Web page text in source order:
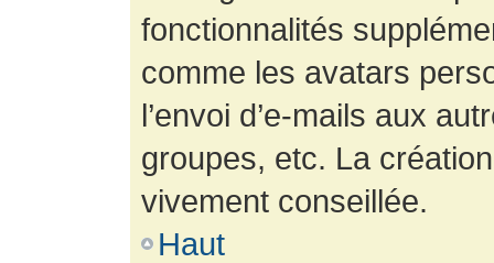
fonctionnalités
comme les avatars
l’envoi d’e-mails aux
groupes, etc. La
vivement conseillée.
Haut